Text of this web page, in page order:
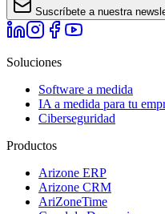
Suscríbete a nuestra
Soluciones
Software a medida
IA a medida para tu
Ciberseguridad
Productos
Arizone ERP
Arizone CRM
AriZoneTime